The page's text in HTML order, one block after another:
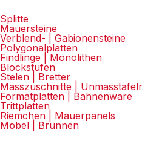
Splitte
Mauersteine
Verblend- | Gabionensteine
Polygonalplatten
Findlinge | Monolithen
Blockstufen
Stelen | Bretter
Masszuschnitte |
Formatplatten | Bahnenware
Trittplatten
Riemchen | Mauerpanels
Möbel | Brunnen